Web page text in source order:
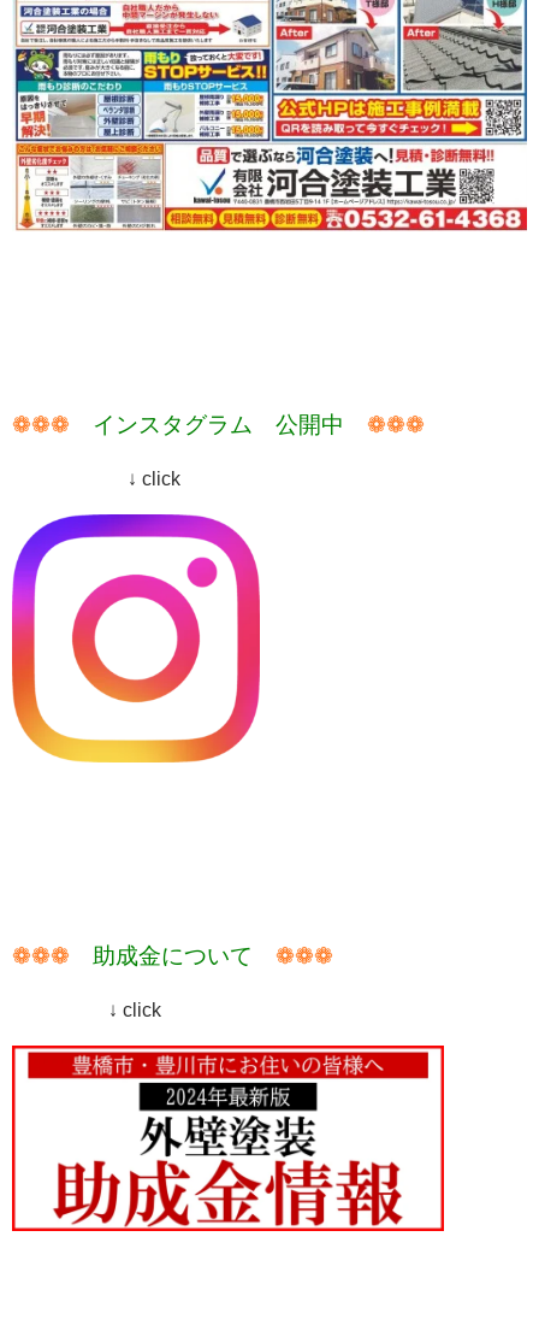
❁❁❁ インスタグラム 公開中 ❁❁❁
↓ click
❁❁❁ 助成金について ❁❁❁
↓ click